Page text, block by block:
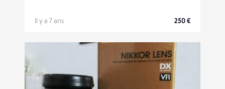
Il y a 7 ans 250 €